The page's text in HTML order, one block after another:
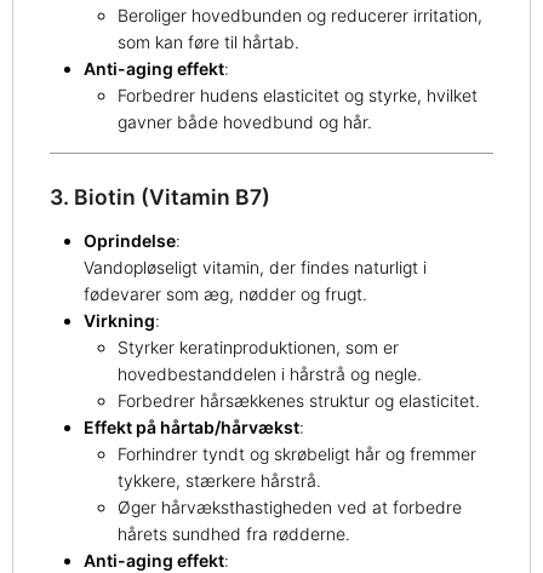
Beroliger hovedbunden og reducerer irritation,
som kan føre til hårtab.
Anti-aging effekt:
Forbedrer hudens elasticitet og styrke, hvilket
gavner både hovedbund og hår.
3. Biotin (Vitamin B7)
Oprindelse:
Vandopløseligt vitamin, der findes naturligt i
fødevarer som æg, nødder og frugt.
Virkning:
Styrker keratinproduktionen, som er
hovedbestanddelen i hårstrå og negle.
Forbedrer hårsækkenes struktur og elasticitet.
Effekt på hårtab/hårvækst:
Forhindrer tyndt og skrøbeligt hår og fremmer
tykkere, stærkere hårstrå.
Øger hårvæksthastigheden ved at forbedre
hårets sundhed fra rødderne.
Anti-aging effekt: